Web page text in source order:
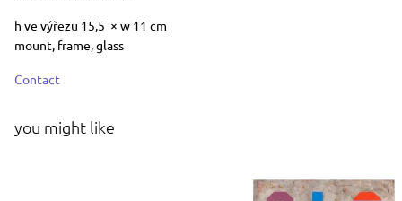
Dimensions
h ve výřezu 15,5 × w 11 cm
Short item description
mount, frame, glass
Contact
you might like